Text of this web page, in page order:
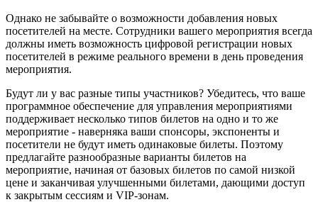
Однако не забывайте о возможности добавления новых
посетителей на месте. Сотрудники вашего мероприятия всегда
должны иметь возможность цифровой регистрации новых
посетителей в режиме реального времени в день проведения
мероприятия.
Будут ли у вас разные типы участников? Убедитесь, что ваше
программное обеспечение для управления мероприятиями
поддерживает несколько типов билетов на одно и то же
мероприятие - наверняка ваши спонсоры, экспоненты и
посетители не будут иметь одинаковые билеты. Поэтому
предлагайте разнообразные варианты билетов на
мероприятие, начиная от базовых билетов по самой низкой
цене и заканчивая улучшенными билетами, дающими доступ
к закрытым сессиям и VIP-зонам.